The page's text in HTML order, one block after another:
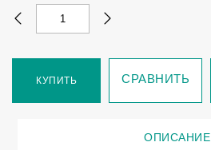
КУПИТЬ СРАВНИТЬ
ОПИСАНИЕ